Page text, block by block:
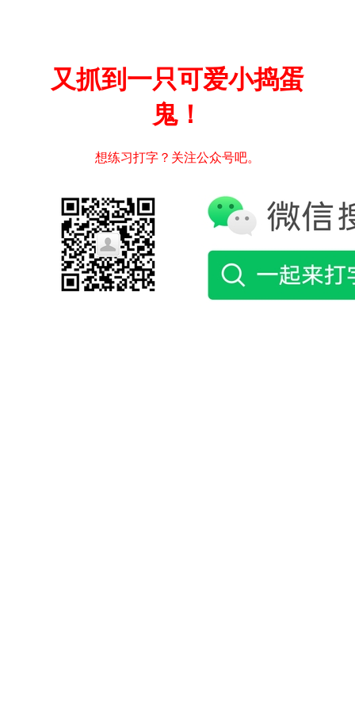
又抓到一只可爱小捣蛋
鬼！
想练习打字？关注公众号吧。